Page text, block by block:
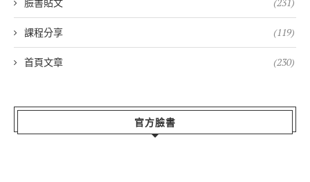
臉書貼文 (231)
課程分享 (119)
首頁文章 (230)
官方臉書